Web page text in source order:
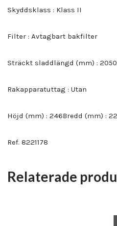
Skyddsklass : Klass II
Filter : Avtagbart bakfilter
Sträckt sladdlängd (mm) : 2050
Rakapparatuttag : Utan
Höjd (mm) : 246Bredd (mm) :
Ref. 8221178
Relaterade